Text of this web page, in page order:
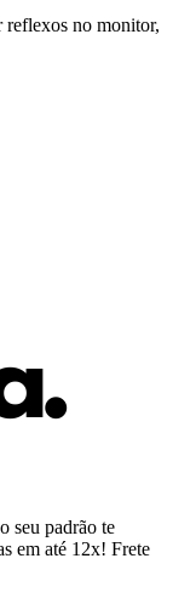
reflexos no monitor,
seu padrão te
em até 12x! Frete